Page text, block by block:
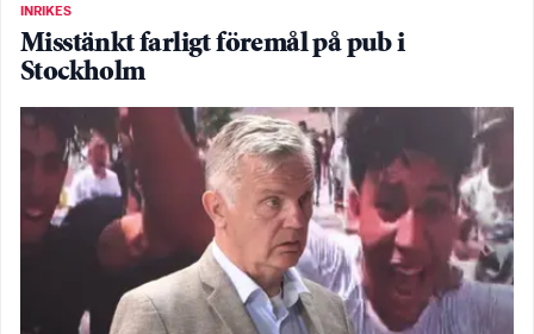
INRIKES
Misstänkt farligt föremål på pub i
Stockholm